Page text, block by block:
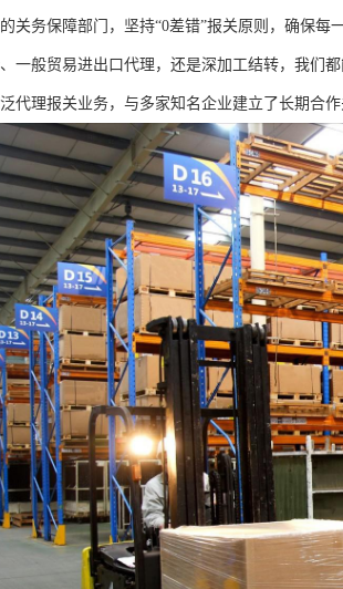
关务保障部门，坚持“0差错”报关原则，确保每
一般贸易进出口代理，还是深加工结转，我们都
代理报关业务，与多家知名企业建立了长期合